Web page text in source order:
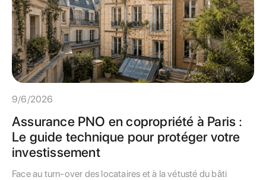
9/6/2026
Assurance PNO en copropriété à Paris :
Le guide technique pour protéger votre
investissement
Face au turn-over des locataires et à la vétusté du bâti